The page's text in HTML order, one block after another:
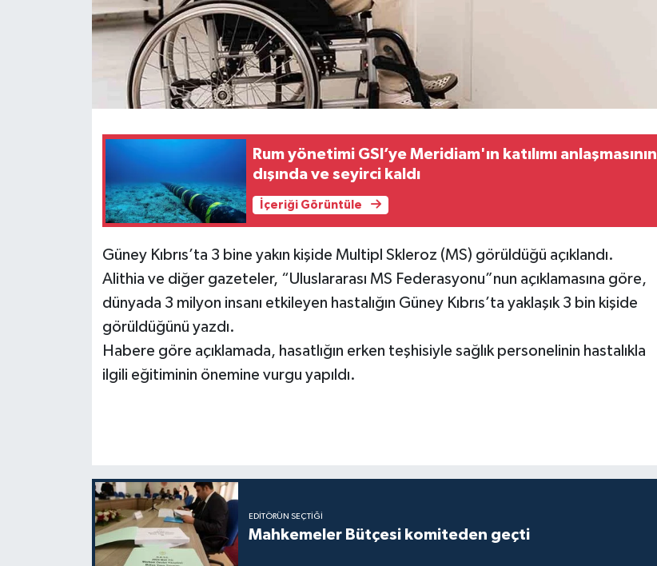
Rum yönetimi GSI’ye Meridiam'ın katılımı anlaşmasının
dışında ve seyirci kaldı
İçeriği Görüntüle
Güney Kıbrıs’ta 3 bine yakın kişide Multipl Skleroz (MS) görüldüğü açıklandı.
Alithia ve diğer gazeteler, “Uluslararası MS Federasyonu”nun açıklamasına göre,
dünyada 3 milyon insanı etkileyen hastalığın Güney Kıbrıs’ta yaklaşık 3 bin kişide
görüldüğünü yazdı.
Habere göre açıklamada, hasatlığın erken teşhisiyle sağlık personelinin hastalıkla
ilgili eğitiminin önemine vurgu yapıldı.
EDITÖRÜN SEÇTIĞI
Mahkemeler Bütçesi komiteden geçti